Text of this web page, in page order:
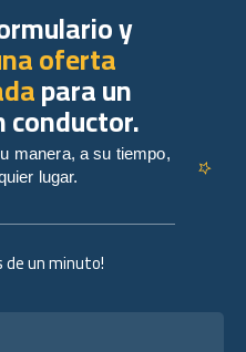
de un minuto!
y
oferta
para un
conductor.
manera, a su tiempo,
lugar.